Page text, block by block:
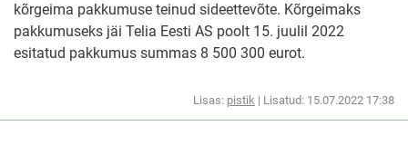
kõrgeima pakkumuse teinud sideettevõte. Kõrgeimaks
pakkumuseks jäi Telia Eesti AS poolt 15. juulil 2022
esitatud pakkumus summas 8 500 300 eurot.
Lisas: pistik | Lisatud: 15.07.2022 17:38